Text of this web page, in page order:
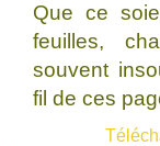
Que ce
feuilles,
souvent
fil de ces